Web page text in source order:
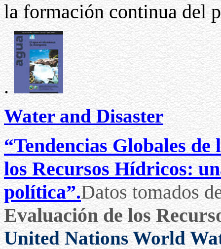
la formación continua del
.
Water and Disaster
“Tendencias Globales de
los Recursos Hídricos:
política”.Datos tomados
Evaluación de los
United Nations World